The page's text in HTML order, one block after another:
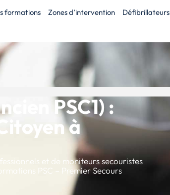
formations Zones d’intervention Défibrillateurs
PSC1) :
à
et de moniteurs secouristes
PSC – Premier Secours